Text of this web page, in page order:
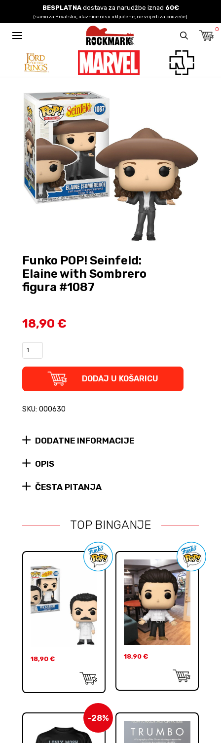
BESPLATNAdostava za narudžbe iznad 60€
(samo za Hrvatsku, ulaznice nisu uključene, ne vrijedi za pouzeće)
0
Funko POP! Seinfeld:
Elaine with Sombrero
figura #1087
18,90 €
Seinfeld:
figura
DODAJ U KOŠARICU
SKU: 000630
DODATNE INFORMACIJE
OPIS
ČESTA PITANJA
TOP BINGANJE
18,90 € 18,90 €
-28%